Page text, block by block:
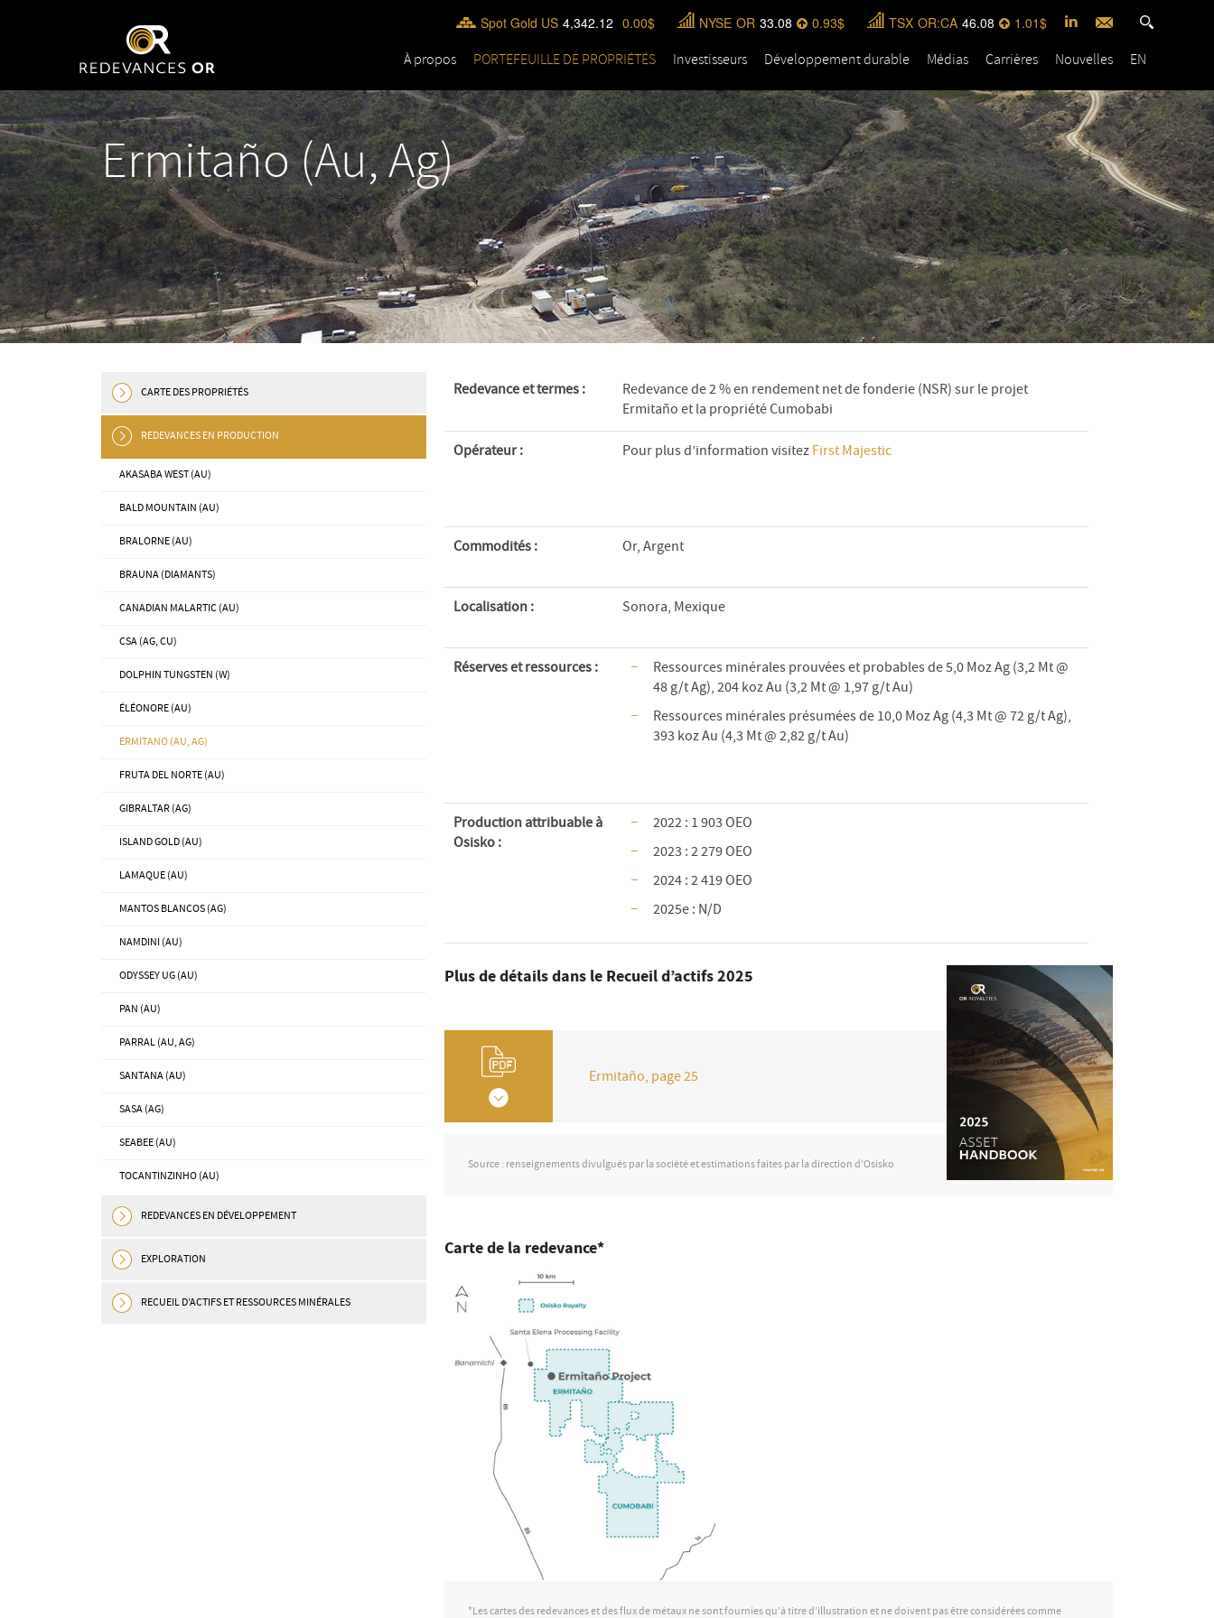
Spot Gold US 4,342.12 0.00 NYSE OR 33.08 0.93 TSX OR:CA 46.08 1.01
À propos PORTEFEUILLE DE PROPRIÉTÉS Investisseurs Développement durable Médias Carrières Nouvelles EN
Ermitaño (Au, Ag)
CARTE DES PROPRIÉTÉS
REDEVANCES EN PRODUCTION
AKASABA WEST (AU)
BALD MOUNTAIN (AU)
BRALORNE (AU)
BRAUNA (DIAMANTS)
CANADIAN MALARTIC (AU)
CSA (AG, CU)
DOLPHIN TUNGSTEN (W)
ÉLÉONORE (AU)
ERMITANO (AU, AG)
FRUTA DEL NORTE (AU)
GIBRALTAR (AG)
ISLAND GOLD (AU)
LAMAQUE (AU)
MANTOS BLANCOS (AG)
NAMDINI (AU)
ODYSSEY UG (AU)
PAN (AU)
PARRAL (AU, AG)
SANTANA (AU)
SASA (AG)
SEABEE (AU)
TOCANTINZINHO (AU)
REDEVANCES EN DÉVELOPPEMENT
EXPLORATION
RECUEIL D’ACTIFS ET RESSOURCES MINÉRALES
Redevance et termes :
Redevance de 2 % en rendement net de fonderie (NSR) sur le projet
Ermitaño et la propriété Cumobabi
Opérateur : Pour plus d’information visitez First Majestic
Commodités : Or, Argent
Localisation : Sonora, Mexique
Réserves et ressources :
Ressources minérales prouvées et probables de 5,0 Moz Ag (3,2 Mt @
48 g/t Ag), 204 koz Au (3,2 Mt @ 1,97 g/t Au)
Ressources minérales présumées de 10,0 Moz Ag (4,3 Mt @ 72 g/t Ag),
393 koz Au (4,3 Mt @ 2,82 g/t Au)
Production attribuable à
Osisko :
2022 : 1 903 OEO
2023 : 2 279 OEO
2024 : 2 419 OEO
2025e : N/D
Plus de détails dans le Recueil d’actifs 2025
Ermitaño, page 25
Source : renseignements divulgués par la société et estimations faites par la direction d’Osisko
Carte de la redevance*
*Les cartes des redevances et des flux de métaux ne sont fournies qu’à titre d’illustration et ne doivent pas être considérées comme